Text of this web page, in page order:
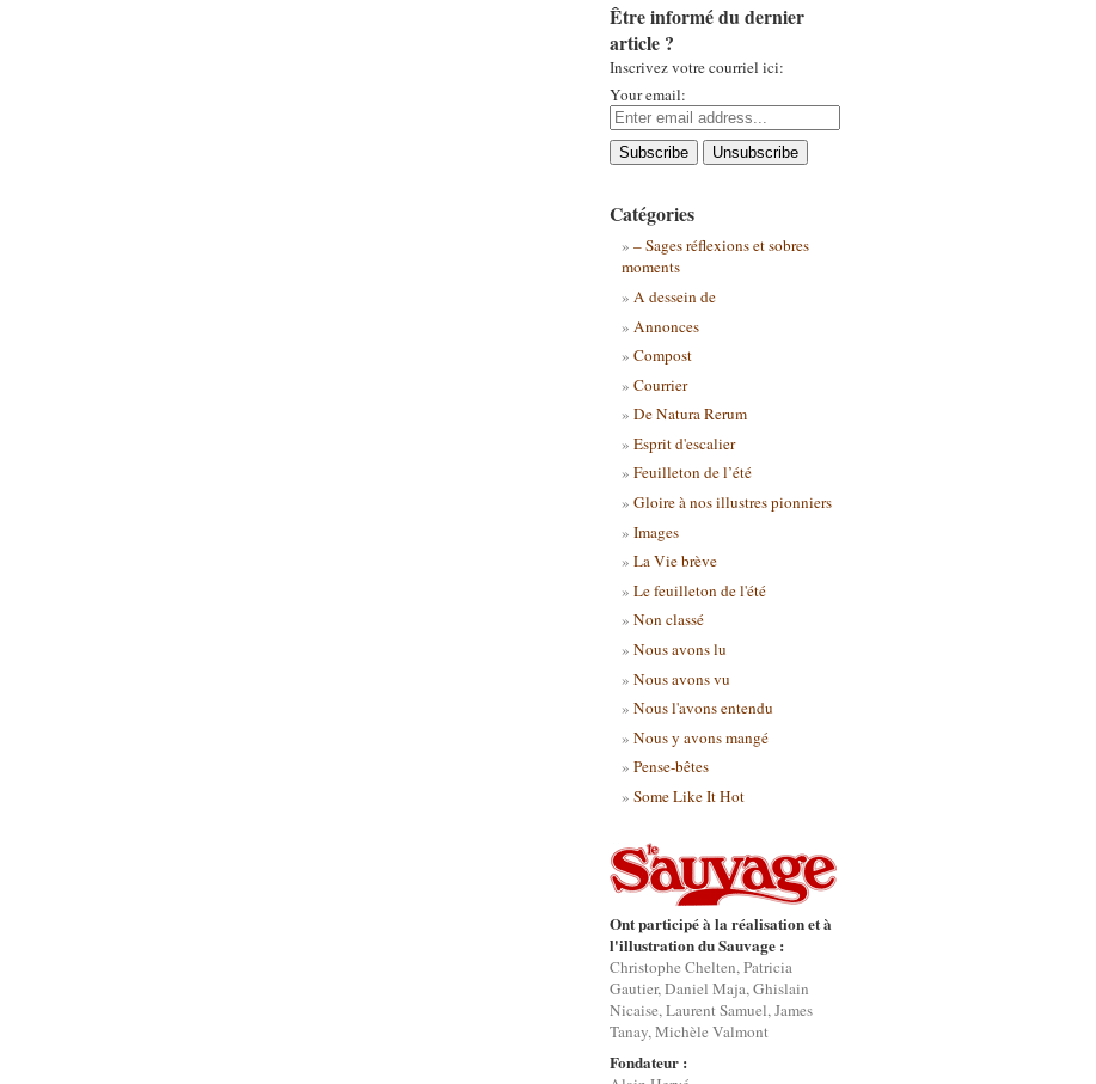
Être informé du dernier
article ?
Inscrivez votre courriel ici:
Your email:
Catégories
– Sages réflexions et sobres
moments
A dessein de
Annonces
Compost
Courrier
De Natura Rerum
Esprit d'escalier
Feuilleton de l’été
Gloire à nos illustres pionniers
Images
La Vie brève
Le feuilleton de l'été
Non classé
Nous avons lu
Nous avons vu
Nous l'avons entendu
Nous y avons mangé
Pense-bêtes
Some Like It Hot
Ont participé à la réalisation et à
l'illustration du Sauvage :
Christophe Chelten, Patricia
Gautier, Daniel Maja, Ghislain
Nicaise, Laurent Samuel, James
Tanay, Michèle Valmont
Fondateur :